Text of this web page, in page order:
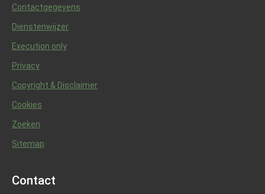
Contactgegevens
Dienstenwijzer
Execution only
Privacy
Copyright & Disclaimer
Cookies
Zoeken
Sitemap
Contact